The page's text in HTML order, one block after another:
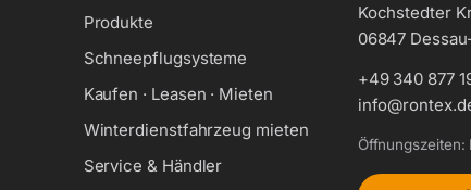
Produkte
Schneepflugsysteme
Kaufen · Leasen · Mieten
Winterdienstfahrzeug mieten
Service & Händler
Kochstedter
06847
+49 340 877
Öffnungszeiten: